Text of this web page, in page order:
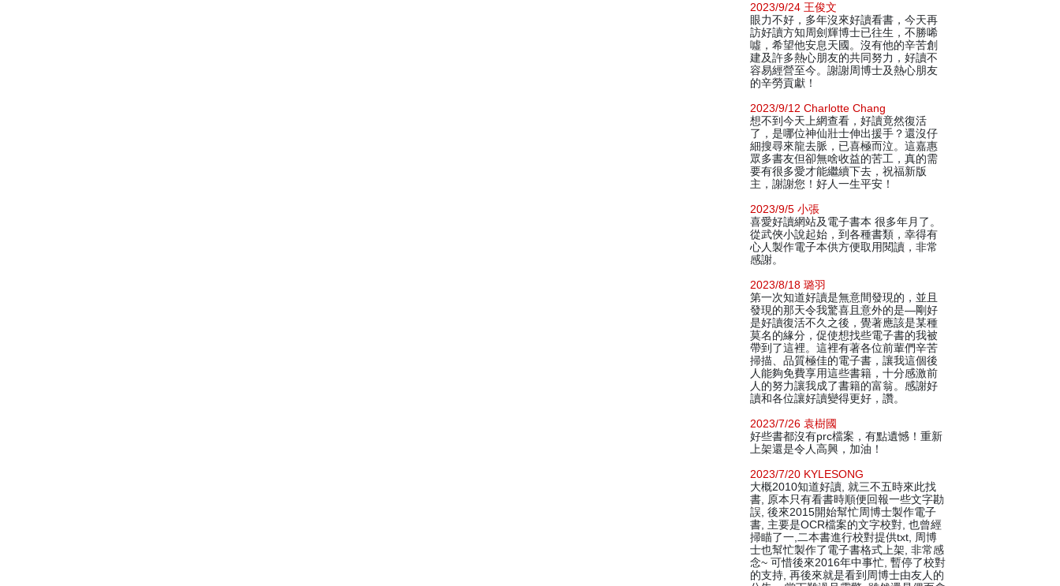
2023/9/24 王俊文
眼力不好，多年沒來好讀看書，今天再
訪好讀方知周劍輝博士已往生，不勝唏
噓，希望他安息天國。沒有他的辛苦創
建及許多熱心朋友的共同努力，好讀不
容易經營至今。謝謝周博士及熱心朋友
的辛勞貢獻！
2023/9/12 Charlotte Chang
想不到今天上網查看，好讀竟然復活
了，是哪位神仙壯士伸出援手？還沒仔
細搜尋來龍去脈，已喜極而泣。這嘉惠
眾多書友但卻無啥收益的苦工，真的需
要有很多愛才能繼續下去，祝福新版
主，謝謝您！好人一生平安！
2023/9/5 小張
喜愛好讀網站及電子書本 很多年月了。
從武俠小說起始，到各種書類，幸得有
心人製作電子本供方便取用閱讀，非常
感謝。
2023/8/18 璐羽
第一次知道好讀是無意間發現的，並且
發現的那天令我驚喜且意外的是—剛好
是好讀復活不久之後，覺著應該是某種
莫名的緣分，促使想找些電子書的我被
帶到了這裡。這裡有著各位前輩們辛苦
掃描、品質極佳的電子書，讓我這個後
人能夠免費享用這些書籍，十分感激前
人的努力讓我成了書籍的富翁。感謝好
讀和各位讓好讀變得更好，讚。
2023/7/26 袁樹國
好些書都沒有prc檔案，有點遺憾！重新
上架還是令人高興，加油！
2023/7/20 KYLESONG
大概2010知道好讀, 就三不五時來此找
書, 原本只有看書時順便回報一些文字勘
誤, 後來2015開始幫忙周博士製作電子
書, 主要是OCR檔案的文字校對, 也曾經
掃瞄了一,二本書進行校對提供txt, 周博
士也幫忙製作了電子書格式上架, 非常感
念~ 可惜後來2016年中事忙, 暫停了校對
的支持, 再後來就是看到周博士由友人的